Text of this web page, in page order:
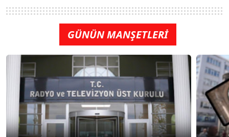
GÜNÜN MANŞETLERİ